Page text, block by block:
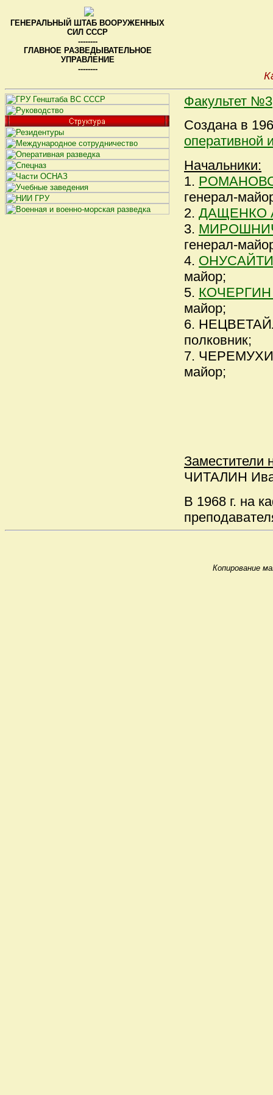
ГЕНЕРАЛЬНЫЙ ШТАБ ВООРУЖЕННЫХ
СИЛ СССР
--------
ГЛАВНОЕ РАЗВЕДЫВАТЕЛЬНОЕ
УПРАВЛЕНИЕ
--------
Факультет №3
Создана в
оперативной
Начальники:
1.
генерал-
2. ДАЩЕНКО
3.
генерал-
4.
майор;
5. КОЧЕРГИН
майор;
6.
полковник;
7. ЧЕРЕМУХИН
майор;
Заместители
ЧИТАЛИН
В 1968 г. на
Копирование